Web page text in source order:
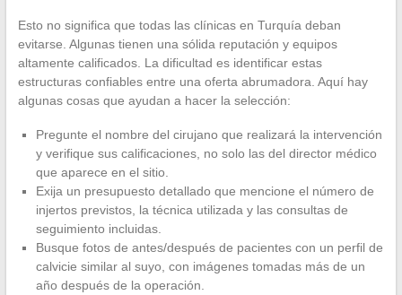
Esto no significa que todas las clínicas en Turquía deban
evitarse. Algunas tienen una sólida reputación y equipos
altamente calificados. La dificultad es identificar estas
estructuras confiables entre una oferta abrumadora. Aquí hay
algunas cosas que ayudan a hacer la selección:
Pregunte el nombre del cirujano que realizará la intervención
y verifique sus calificaciones, no solo las del director médico
que aparece en el sitio.
Exija un presupuesto detallado que mencione el número de
injertos previstos, la técnica utilizada y las consultas de
seguimiento incluidas.
Busque fotos de antes/después de pacientes con un perfil de
calvicie similar al suyo, con imágenes tomadas más de un
año después de la operación.